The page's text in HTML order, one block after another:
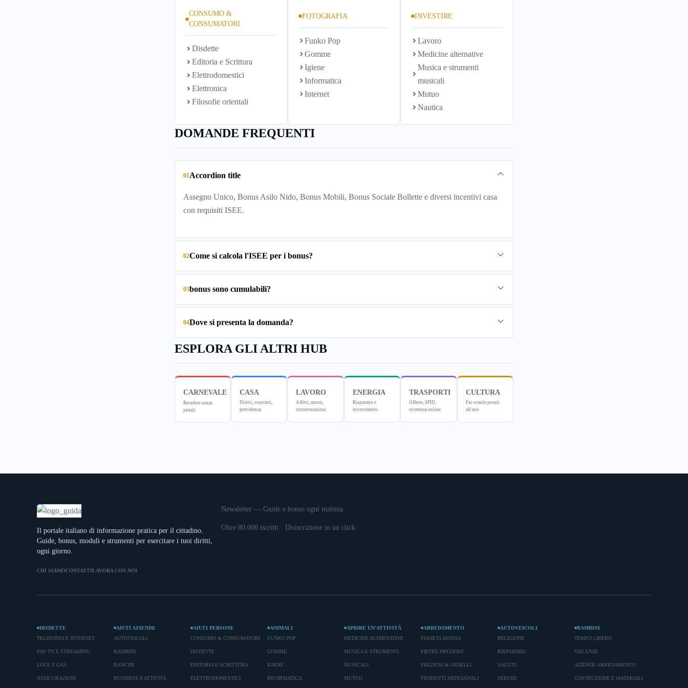
CONSUMO &
CONSUMATORI
Disdette
Editoria e Scrittura
Elettrodomestici
Elettronica
Filosofie orientali
FOTOGRAFIA
Funko Pop
Gomme
Igiene
Informatica
Internet
INVESTIRE
Lavoro
Medicine alternative
Musica e strumenti
musicali
Mutuo
Nautica
DOMANDE FREQUENTI
01Accordion title
Assegno Unico, Bonus Asilo Nido, Bonus Mobili, Bonus Sociale Bollette e diversi incentivi casa
con requisiti ISEE.
02Come si calcola l'ISEE per i bonus?
03bonus sono cumulabili?
04Dove si presenta la domanda?
ESPLORA GLI ALTRI HUB
CARNEVALE
Recedere senza
penali
CASA
Diritti, contratti,
previdenza
LAVORO
Affitti, mutui,
ristrutturazioni
ENERGIA
Risparmio e
investimenti
TRASPORTI
Offerte, SPID,
sicurezza online
CULTURA
Fac-simile pronti
all'uso
Il portale italiano di informazione pratica per il cittadino.
Guide, bonus, moduli e strumenti per esercitare i tuoi diritti,
ogni giorno.
CHI SIAMOCONTATTILAVORA CON NOI
Newsletter — Guide e bonus ogni mattina
Oltre 80.000 iscritti · Disiscrizione in un click
DISDETTE
TELEFONIA E INTERNET
PAY TV E STREAMING
LUCE E GAS
ASSICURAZIONI
AIUTI AZIENDE
AUTOVEICOLI
BAMBINI
BANCHE
BUSINESS E ATTIVITÀ
AIUTI PERSONE
CONSUMO & CONSUMATORI
DISDETTE
EDITORIA E SCRITTURA
ELETTRODOMESTICI
ANIMALI
FUNKO POP
GOMME
IGIENE
INFORMATICA
APRIRE UN’ATTIVITÀ
MEDICINE ALTERNATIVE
MUSICA E STRUMENTI
MUSICALI
MUTUO
ARREDAMENTO
PIANETA DONNA
PIETRE PREZIOSE
PREZIOSI & GIOIELLI
PRODOTTI ARTIGIANALI
AUTOVEICOLI
RELIGIONE
RISPARMIO
SALUTE
SERVIZI
BAMBINI
TEMPO LIBERO
VACANZE
AZIENDE ARREDAMENTO
COSTRUZIONE E MATERIALI